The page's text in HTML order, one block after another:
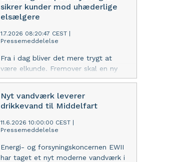
sikrer kunder mod uhæderlige
elsælgere
1.7.2026 08:20:47 CEST
Pressemeddelelse
Fra i dag bliver det mere trygt at
være elkunde. Fremover skal en ny
elaftale godkendes med MitID. En
energikoncernen EWII, der i årevis har
kæmpet for at sikre kunderne mod
uhæderlige elsælgere.
Nyt vandværk leverer
drikkevand til Middelfart
11.6.2026 10:00:00 CEST
Pressemeddelelse
Energi- og forsyningskoncernen EWII
har taget et nyt moderne vandværk i